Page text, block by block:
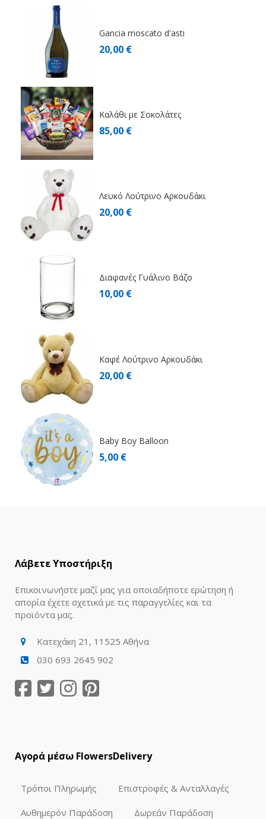
Gancia moscato d'asti
20,00 €
Καλάθι με Σοκολάτες
85,00 €
Λευκό Λούτρινο Αρκουδάκι
20,00 €
Διαφανές Γυάλινο Βάζο
10,00 €
Καφέ Λούτρινο Αρκουδάκι
20,00 €
Baby Boy Balloon
5,00 €
Λάβετε Υποστήριξη
Επικοινωνήστε μαζί μας για οποιαδήποτε ερώτηση ή
απορία έχετε σχετικά με τις παραγγελίες και τα
προϊόντα μας.
Κατεχάκη 21, 11525 Αθήνα
030 693 2645 902
Αγορά μέσω FlowersDelivery
Τρόποι Πληρωμής Επιστροφές & Ανταλλαγές
Αυθημερόν Παράδοση Δωρεάν Παράδοση